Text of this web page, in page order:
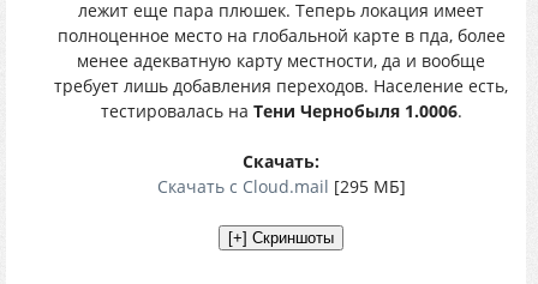
лежит еще пара плюшек. Теперь локация имеет
полноценное место на глобальной карте в пда, более
менее адекватную карту местности, да и вообще
требует лишь добавления переходов. Население есть,
тестировалась на Тени Чернобыля 1.0006.
Скачать:
Скачать с Сloud.mail [295 МБ]